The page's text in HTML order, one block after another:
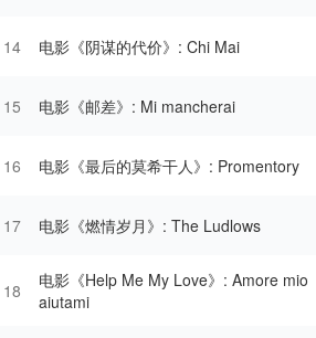
14 电影《阴谋的代价》: Chi Mai
15 电影《邮差》: Mi mancherai
16 电影《最后的莫希干人》: Promentory
17 电影《燃情岁月》: The Ludlows
18
电影《Help Me My Love》: Amore mio
aiutami